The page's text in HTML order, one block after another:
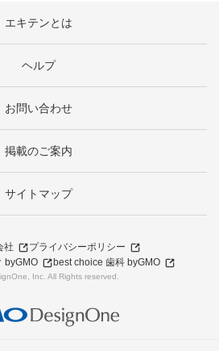
エキテンとは
ヘルプ
お問い合わせ
掲載のご案内
サイトマップ
社
プライバシーポリシー
byGMO
best choice 歯科 byGMO
Inc. All Rights reserved.